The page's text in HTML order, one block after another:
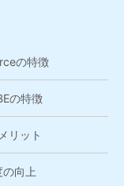
の特徴
の特徴
リット
向上